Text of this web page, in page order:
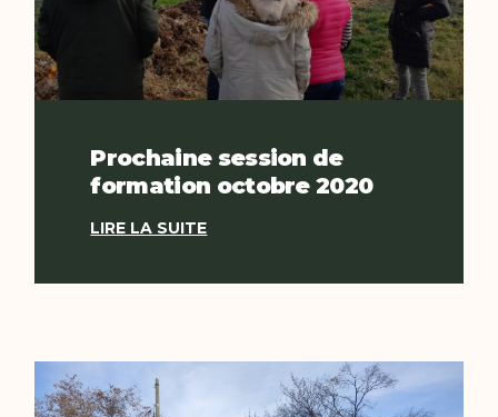
Prochaine session de
formation octobre 2020
LIRE LA SUITE